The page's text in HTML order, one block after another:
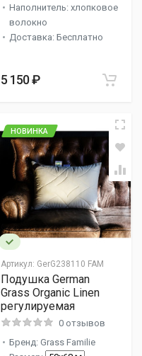
Наполнитель: хлопковое
волокно
Доставка: Бесплатно
5 150 ₽
Артикул: GerG238110 FAM
НОВИНКА
Подушка German
Grass Organic Linen
регулируемая
0 отзывов
Бренд: Grass Familie